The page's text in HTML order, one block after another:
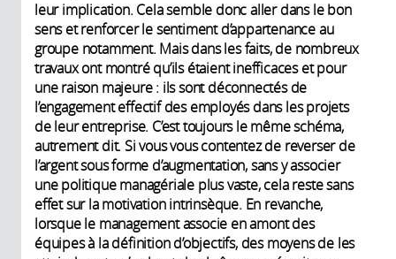
leur implication. Cela semble donc aller dans le bon
sens et renforcer le sentiment d’appartenance au
groupe notamment. Mais dans les faits, de nombreux
travaux ont montré qu’ils étaient inefficaces et pour
une raison majeure : ils sont déconnectés de
l’engagement effectif des employés dans les projets
de leur entreprise. C’est toujours le même schéma,
autrement dit. Si vous vous contentez de reverser de
l’argent sous forme d’augmentation, sans y associer
une politique managériale plus vaste, cela reste sans
effet sur la motivation intrinsèque. En revanche,
lorsque le management associe en amont des
équipes à la définition d’objectifs, des moyens de les